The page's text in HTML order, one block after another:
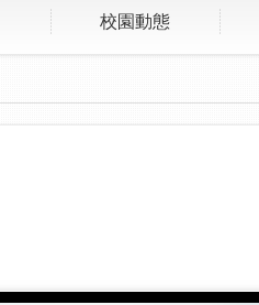
校園動態